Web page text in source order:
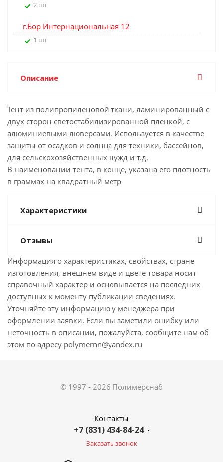
2 шт
г.Бор Интернациональная 12
1 шт
Описание
Тент из полипропиленовой ткани, ламинированный с
двух сторон светостабилизированной пленкой, с
алюминиевыми люверсами. Используется в качестве
защиты от осадков и солнца для техники, бассейнов,
для сельскохозяйственных нужд и т.д.
В наименовании тента, в конце, указана его плотность
в граммах на квадратный метр
Характеристики
Отзывы
Информация о характеристиках, свойствах, стране
изготовления, внешнем виде и цвете товара носит
справочный характер и основывается на последних
доступных к моменту публикации сведениях.
Уточняйте эту информацию у менеджера при
оформлении заявки. Если вы заметили ошибку или
неточность в описании, пожалуйста, сообщите нам об
этом по адресу polymernn@yandex.ru
© 1997 - 2026 Полимерснаб
Контакты
+7 (831) 434-84-24
Заказать звонок